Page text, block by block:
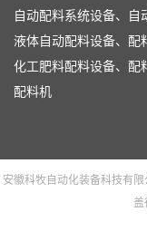
自动配料系统设备、自
液体自动配料设备、配
化工肥料配料设备、配
配料机
安徽科牧自动化装备科技有限
盖